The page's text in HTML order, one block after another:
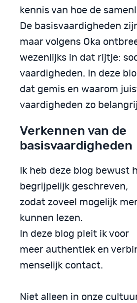
kennis van hoe de
De basisvaardigheden
maar volgens Oka
wezenlijks in dat rijtje:
vaardigheden. In deze
dat gemis en waarom
vaardigheden zo
Verkennen van de
basisvaardigheden
Ik heb deze blog bewust
begrijpelijk geschreven,
zodat zoveel mogelijk
kunnen lezen.
In deze blog pleit ik voor
meer authentiek en
menselijk contact.
Niet alleen in onze